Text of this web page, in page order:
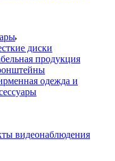
диски
продукция
одежда и
видеонаблюдения